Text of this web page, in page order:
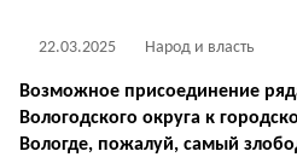
22.03.2025 Народ и власть
Возможное присоединение
Вологодского округа к
Вологде, пожалуй, самый